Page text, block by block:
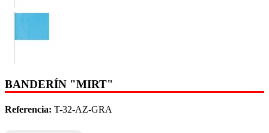
BANDERÍN "MIRT"
Referencia: T-32-AZ-GRA